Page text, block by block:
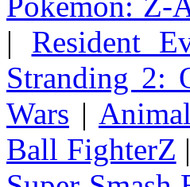
| Resident
Stranding 2:
Wars |
Ball FighterZ |